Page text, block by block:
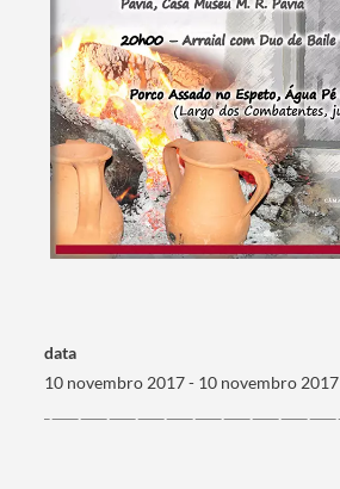
Termo de Pesquisa
Categorias gerais
data
10 novembro 2017 - 10 novembro 2017